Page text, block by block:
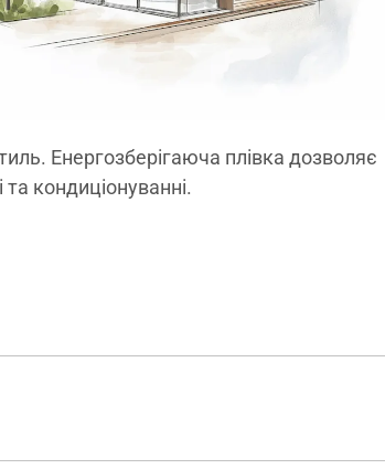
Енергозберігаюча плівка дозволяє
кондиціонуванні.